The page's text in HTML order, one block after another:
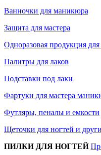
Ванночки для маникюра
Защита для мастера
Одноразовая продукция
Палитры для лаков
Подставки под лаки
Фартуки для мастера
Футляры, пеналы и емкости
Щеточки для ногтей и
ПИЛКИ ДЛЯ НОГТЕЙ